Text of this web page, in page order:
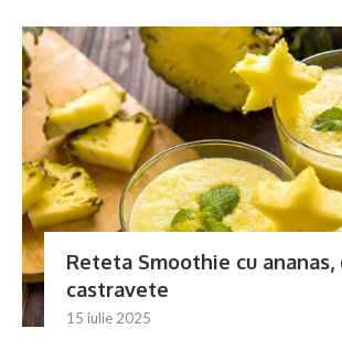
Reteta Smoothie cu ananas,
castravete
15 iulie 2025